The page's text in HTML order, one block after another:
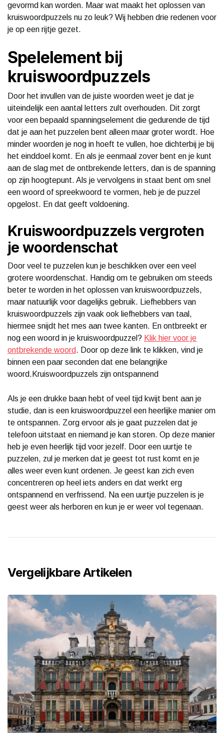
gevormd kan worden. Maar wat maakt het oplossen van
kruiswoordpuzzels nu zo leuk? Wij hebben drie redenen voor
je op een rijtje gezet.
Spelelement bij
kruiswoordpuzzels
Door het invullen van de juiste woorden weet je dat je
uiteindelijk een aantal letters zult overhouden. Dit zorgt
voor een bepaald spanningselement die gedurende de tijd
dat je aan het puzzelen bent alleen maar groter wordt. Hoe
minder woorden je nog in hoeft te vullen, hoe dichterbij je bij
het einddoel komt. En als je eenmaal zover bent en je kunt
aan de slag met de ontbrekende letters, dan is de spanning
op zijn hoogtepunt. Als je vervolgens in staat bent om snel
een woord of spreekwoord te vormen, heb je de puzzel
opgelost. En dat geeft voldoening.
Kruiswoordpuzzels vergroten
je woordenschat
Door veel te puzzelen kun je beschikken over een veel
grotere woordenschat. Handig om te gebruiken om steeds
beter te worden in het oplossen van kruiswoordpuzzels,
maar natuurlijk voor dagelijks gebruik. Liefhebbers van
kruiswoordpuzzels zijn vaak ook liefhebbers van taal,
hiermee snijdt het mes aan twee kanten. En ontbreekt er
nog een woord in je kruiswoordpuzzel? Klik hier voor je
ontbrekende woord. Door op deze link te klikken, vind je
binnen een paar seconden dat ene belangrijke
woord.Kruiswoordpuzzels zijn ontspannend
Als je een drukke baan hebt of veel tijd kwijt bent aan je
studie, dan is een kruiswoordpuzzel een heerlijke manier om
te ontspannen. Zorg ervoor als je gaat puzzelen dat je
telefoon uitstaat en niemand je kan storen. Op deze manier
heb je even heerlijk tijd voor jezelf. Door een uurtje te
puzzelen, zul je merken dat je geest tot rust komt en je
alles weer even kunt ordenen. Je geest kan zich even
concentreren op heel iets anders en dat werkt erg
ontspannend en verfrissend. Na een uurtje puzzelen is je
geest weer als herboren en kun je er weer vol tegenaan.
Vergelijkbare Artikelen